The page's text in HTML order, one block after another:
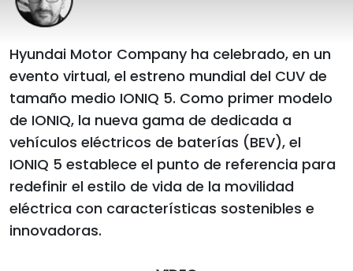
Hyundai Motor Company ha celebrado, en un
evento virtual, el estreno mundial del CUV de
tamaño medio IONIQ 5. Como primer modelo
de IONIQ, la nueva gama de dedicada a
vehículos eléctricos de baterías (BEV), el
IONIQ 5 establece el punto de referencia para
redefinir el estilo de vida de la movilidad
eléctrica con características sostenibles e
innovadoras.